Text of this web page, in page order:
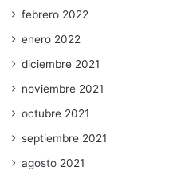
febrero 2022
enero 2022
diciembre 2021
noviembre 2021
octubre 2021
septiembre 2021
agosto 2021